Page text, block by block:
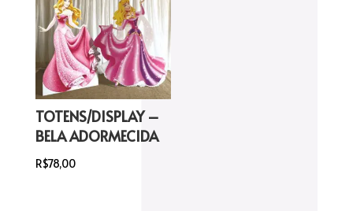
TOTENS/DISPLAY –
BELA ADORMECIDA
R$78,00